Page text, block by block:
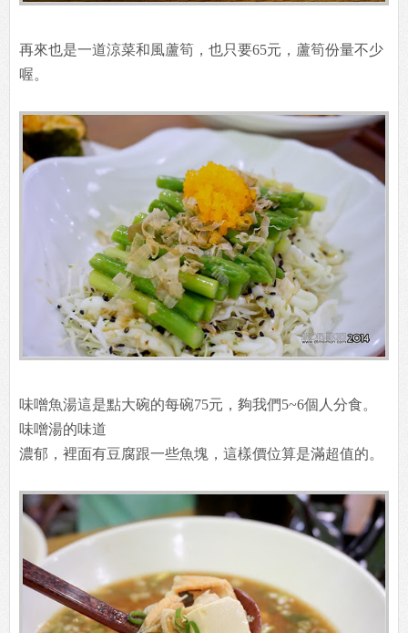
再來也是一道涼菜和風蘆筍，也只要65元，蘆筍份量不少
喔。
味噌魚湯這是點大碗的每碗75元，夠我們5~6個人分食。
味噌湯的味道
濃郁，裡面有豆腐跟一些魚塊，這樣價位算是滿超值的。